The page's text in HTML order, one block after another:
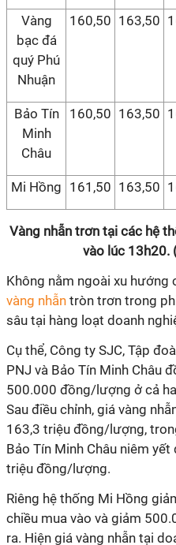
Vàng
bạc đá
quý Phú
Nhuận
160,50 163,50
Bảo Tín
Minh
Châu
160,50 163,50
Mi Hồng 161,50 163,50
Vàng nhẫn trơn tại các hệ
vào lúc 13h20.
Không nằm ngoài xu hướng
vàng nhẫn tròn trơn trong
sâu tại hàng loạt doanh
Cụ thể, Công ty SJC, Tập
PNJ và Bảo Tín Minh Châu
500.000 đồng/lượng ở cả
Sau điều chỉnh, giá vàng
163,3 triệu đồng/lượng,
Bảo Tín Minh Châu niêm
triệu đồng/lượng.
Riêng hệ thống Mi Hồng
chiều mua vào và giảm
ra. Hiện giá vàng nhẫn tại